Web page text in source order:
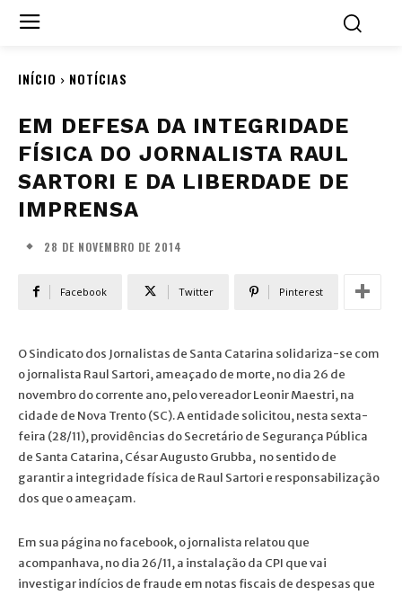
INÍCIO NOTÍCIAS
EM DEFESA DA INTEGRIDADE
FÍSICA DO JORNALISTA RAUL
SARTORI E DA LIBERDADE DE
IMPRENSA
28 DE NOVEMBRO DE 2014
Facebook Twitter Pinterest
O Sindicato dos Jornalistas de Santa Catarina solidariza-se com
o jornalista Raul Sartori, ameaçado de morte, no dia 26 de
novembro do corrente ano, pelo vereador Leonir Maestri, na
cidade de Nova Trento (SC). A entidade solicitou, nesta sexta-
feira (28/11), providências do Secretário de Segurança Pública
de Santa Catarina, César Augusto Grubba, no sentido de
garantir a integridade física de Raul Sartori e responsabilização
dos que o ameaçam.
Em sua página no facebook, o jornalista relatou que
acompanhava, no dia 26/11, a instalação da CPI que vai
investigar indícios de fraude em notas fiscais de despesas que